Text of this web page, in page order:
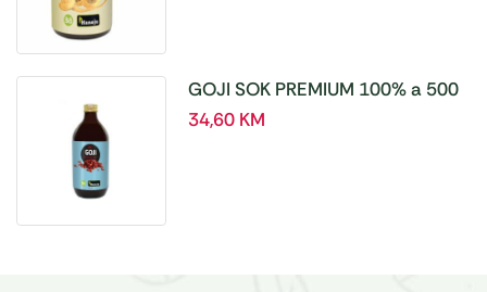
GOJI SOK PREMIUM 100% a 500
ml
34,60 KM